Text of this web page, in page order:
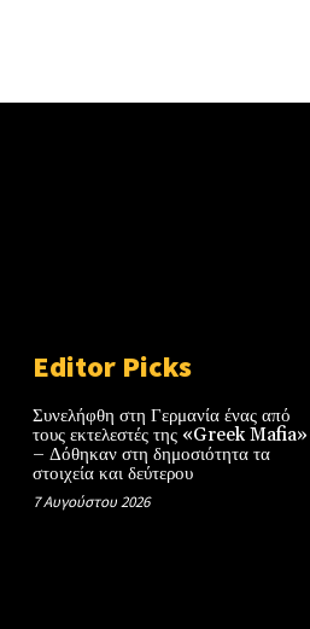
Editor Picks
Συνελήφθη στη Γερμανία ένας από
τους εκτελεστές της «Greek Mafia»
– Δόθηκαν στη δημοσιότητα τα
στοιχεία και δεύτερου
7 Αυγούστου 2026